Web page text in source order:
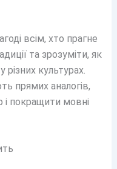
всім, хто прагне
та зрозуміти, як
культурах.
прямих аналогів,
і покращити мовні